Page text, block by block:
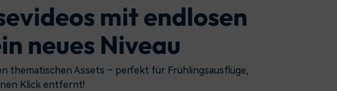
mit endlosen
neues Niveau
thematischen Assets – perfekt für Frühlingsausflüge,
Klick entfernt!